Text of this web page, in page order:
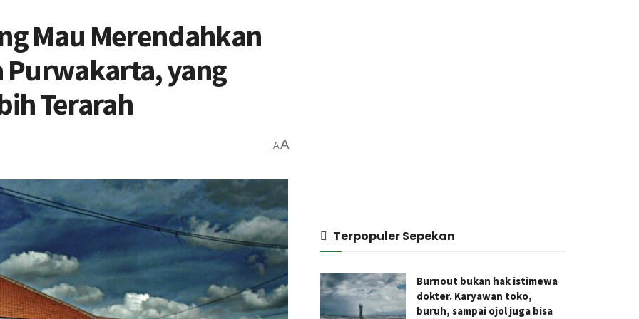
Mau Merendahkan
Purwakarta, yang
Terarah
AA
Terpopuler Sepekan
Burnout bukan hak istimewa
dokter. Karyawan toko,
buruh, sampai ojol juga bisa